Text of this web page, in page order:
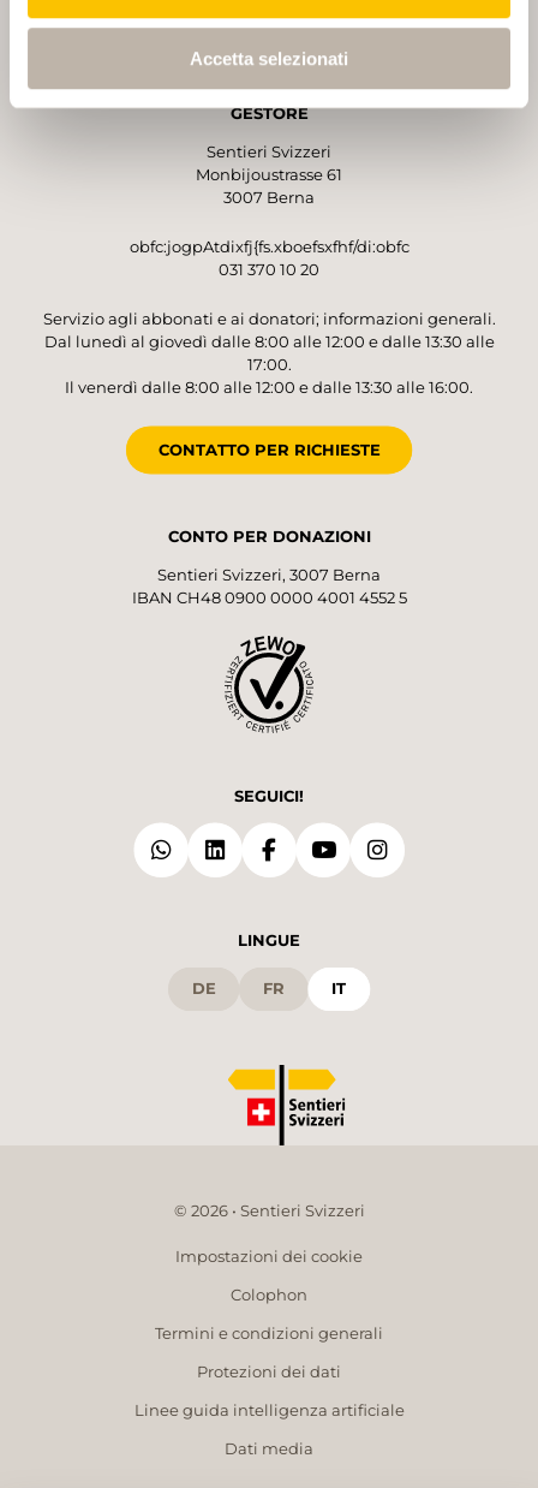
Accetta selezionati
GESTORE
Sentieri Svizzeri
Monbijoustrasse 61
3007 Berna
obfc:jogpAtdixfj{fs.xboefsxfhf/di:obfc
031 370 10 20
Servizio agli abbonati e ai donatori; informazioni generali.
Dal lunedì al giovedì dalle 8:00 alle 12:00 e dalle 13:30 alle
17:00.
Il venerdì dalle 8:00 alle 12:00 e dalle 13:30 alle 16:00.
CONTATTO PER RICHIESTE
CONTO PER DONAZIONI
Sentieri Svizzeri, 3007 Berna
IBAN CH48 0900 0000 4001 4552 5
SEGUICI!
LINGUE
DE FR IT
© 2026 • Sentieri Svizzeri
Impostazioni dei cookie
Colophon
Termini e condizioni generali
Protezioni dei dati
Linee guida intelligenza artificiale
Dati media